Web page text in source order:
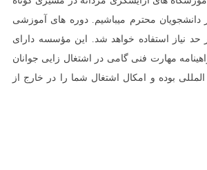
دانشجویان محترم میباشیم. دوره های آموزشی
حد نیاز استفاده خواهد شد. این مؤسسه دارای
از سازمان آموزش فنی و حرفه ای کشور بوده و با ارائه 6 گواهینامه مهارت فنی گامی در اشتغال زایی جوانان
بوده و امکال اشتغال شما را در خارج از